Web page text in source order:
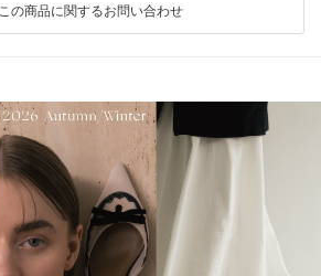
この商品に関するお問い合わせ